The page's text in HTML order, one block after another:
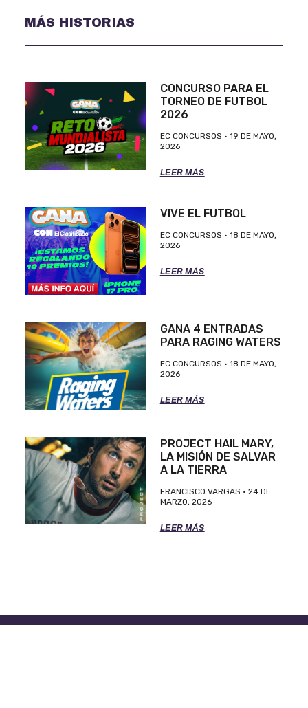
MÁS HISTORIAS
CONCURSO PARA EL
TORNEO DE FUTBOL
2026
EC CONCURSOS
19 DE MAYO,
2026
LEER MÁS
VIVE EL FUTBOL
EC CONCURSOS
18 DE MAYO,
2026
LEER MÁS
GANA 4 ENTRADAS
PARA RAGING WATERS
EC CONCURSOS
18 DE MAYO,
2026
LEER MÁS
PROJECT HAIL MARY,
LA MISIÓN DE SALVAR
A LA TIERRA
FRANCISCO VARGAS
24 DE
MARZO, 2026
LEER MÁS